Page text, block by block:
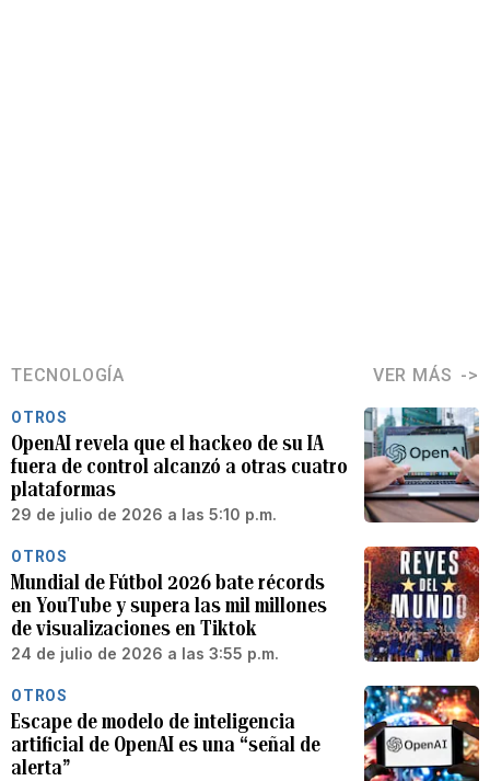
TECNOLOGÍA VER MÁS
OTROS
OpenAI revela que el hackeo de su IA
fuera de control alcanzó a otras cuatro
plataformas
29 de julio de 2026 a las 5:10 p.m.
OTROS
Mundial de Fútbol 2026 bate récords
en YouTube y supera las mil millones
de visualizaciones en Tiktok
24 de julio de 2026 a las 3:55 p.m.
OTROS
Escape de modelo de inteligencia
artificial de OpenAI es una “señal de
alerta”